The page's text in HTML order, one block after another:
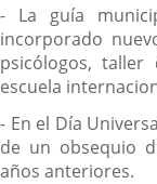
- La guía
incorporado
psicólogos,
escuela
- En el Día
de un obsequio
años anteriores.